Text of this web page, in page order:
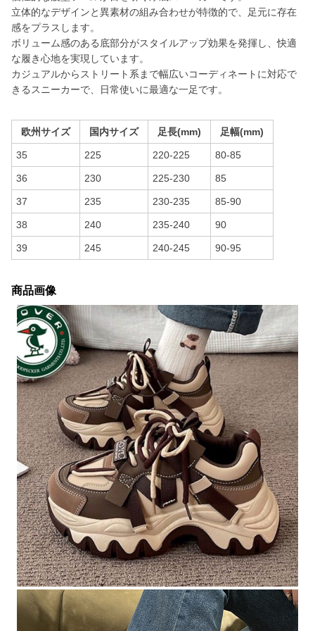
立体的なデザインと異素材の組み合わせが特徴的で、足元に存在
感をプラスします。
ボリューム感のある底部分がスタイルアップ効果を発揮し、快適
な履き心地を実現しています。
カジュアルからストリート系まで幅広いコーディネートに対応で
きるスニーカーで、日常使いに最適な一足です。
欧州サイズ 国内サイズ 足長(mm) 足幅(mm)
35 225 220-225 80-85
36 230 225-230 85
37 235 230-235 85-90
38 240 235-240 90
39 245 240-245 90-95
商品画像